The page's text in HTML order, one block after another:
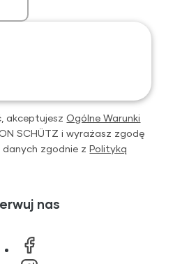
akceptujeszOgólne Warunki
SCHÜTZ i wyrażasz zgodę
danych zgodnie zPolityką
nas